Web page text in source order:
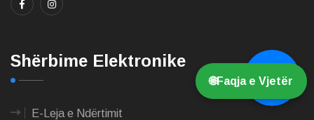
🌐Faqja e Vjetër
Shërbime Elektronike
E-Leja e Ndërtimit
💬